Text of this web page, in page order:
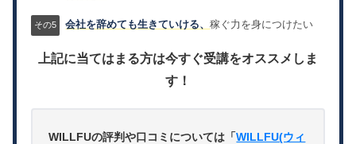
会社を辞めても生きていける、稼ぐ力を身につけたい
上記に当てはまる方は今すぐ受講をオススメしま
す！
WILLFUの評判や口コミについては「WILLFU(ウィ